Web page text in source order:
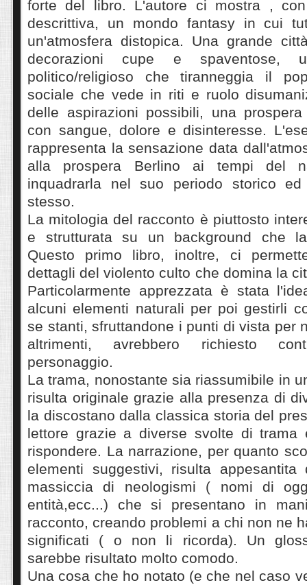
forte del libro. L'autore ci mostra ,
descrittiva, un mondo fantasy in cui
un'atmosfera distopica. Una grande
decorazioni cupe e spaventose,
politico/religioso che tiranneggia il
sociale che vede in riti e ruolo
delle aspirazioni possibili, una
con sangue, dolore e disinteresse.
rappresenta la sensazione data
alla prospera Berlino ai tempi del
inquadrarla nel suo periodo storico
stesso.
La mitologia del racconto è piuttosto
e strutturata su un background che
Questo primo libro, inoltre, ci
dettagli del violento culto che domina la
Particolarmente apprezzata è stata
alcuni elementi naturali per poi gestirli
se stanti, sfruttandone i punti di vista per
altrimenti, avrebbero richiesto
personaggio.
La trama, nonostante sia riassumibile in
risulta originale grazie alla presenza di
la discostano dalla classica storia del
lettore grazie a diverse svolte di trama
rispondere. La narrazione, per quanto
elementi suggestivi, risulta appesantita
massiccia di neologismi ( nomi di
entità,ecc...) che si presentano in
racconto, creando problemi a chi non ne
significati ( o non li ricorda). Un
sarebbe risultato molto comodo.
Una cosa che ho notato (e che nel caso